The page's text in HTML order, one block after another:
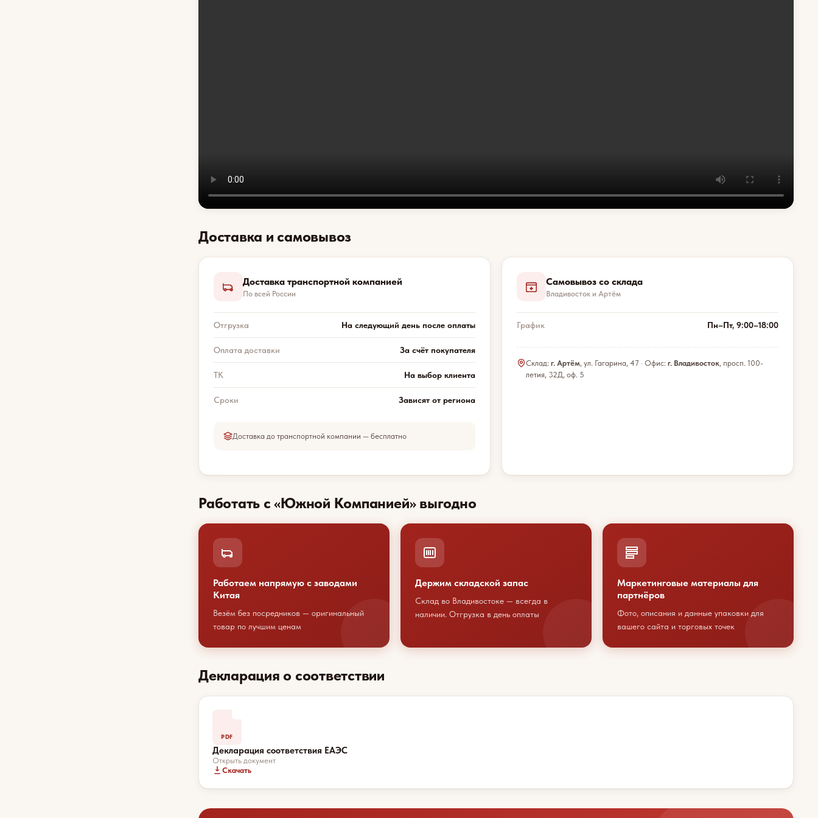
Доставка и самовывоз
Доставка транспортной компанией
По всей России
Отгрузка На следующий день после оплаты
Оплата доставки За счёт покупателя
ТК На выбор клиента
Сроки Зависят от региона
Доставка до транспортной компании — бесплатно
Самовывоз со склада
Владивосток и Артём
График Пн–Пт, 9:00–18:00
Склад: г. Артём, ул. Гагарина, 47 · Офис: г. Владивосток, просп. 100-
летия, 32Д, оф. 5
Работать с «Южной Компанией» выгодно
Работаем напрямую с заводами
Китая
Везём без посредников — оригинальный
товар по лучшим ценам
Держим складской запас
Склад во Владивостоке — всегда в
наличии. Отгрузка в день оплаты
Маркетинговые материалы для
партнёров
Фото, описания и данные упаковки для
вашего сайта и торговых точек
Декларация о соответствии
PDF
Декларация соответствия ЕАЭС
Открыть документ
Скачать